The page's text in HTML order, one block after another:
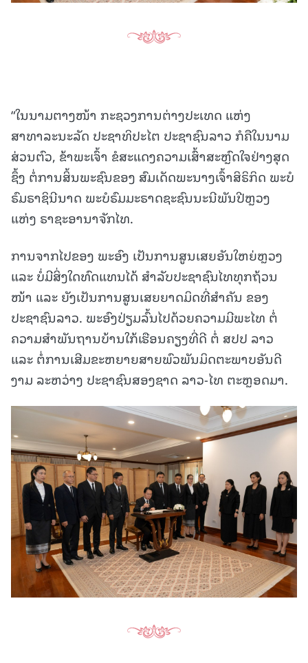
“ໃນນາມຕາງໜ້າ ກະຊວງການຕ່າງປະເທດ ແຫ່ງ
ສາທາລະນະລັດ ປະຊາທິປະໄຕ ປະຊາຊົນລາວ ກໍຄືໃນນາມ
ສ່ວນຕົວ, ຂ້າພະເຈົ້າ ຂໍສະແດງຄວາມເສົ້າສະຫຼົດໃຈຢ່າງສຸດ
ຊຶ້ງ ຕໍ່ການສິ້ນພະຊົນຂອງ ສົມເດັດພະນາງເຈົ້າສິຣິກິດ ພະບໍ
ຣົມຣາຊິນີນາດ ພະບໍຣົມມະຣາດຊະຊົນນະນີພັນປີຫຼວງ
ແຫ່ງ ຣາຊະອານາຈັກໄທ.
ການຈາກໄປຂອງ ພະອົງ ເປັນການສູນເສຍອັນໃຫຍ່ຫຼວງ
ແລະ ບໍ່ມີສິ່ງໃດທົດແທນໄດ້ ສໍາລັບປະຊາຊົນໄທທຸກຖ້ວນ
ໜ້າ ແລະ ຍັງເປັນການສູນເສຍຍາດມິດທີ່ສຳຄັນ ຂອງ
ປະຊາຊົນລາວ. ພະອົງປ່ຽມລົ້ນໄປດ້ວຍຄວາມມີພະໄທ ຕໍ່
ຄວາມສໍາພັນຖານບ້ານໃກ້ເຮືອນຄຽງທີ່ດີ ຕໍ່ ສປປ ລາວ
ແລະ ຕໍ່ການເສີມຂະຫຍາຍສາຍພົວພັນມິດຕະພາບອັນດີ
ງາມ ລະຫວ່າງ ປະຊາຊົນສອງຊາດ ລາວ-ໄທ ຕະຫຼອດມາ.